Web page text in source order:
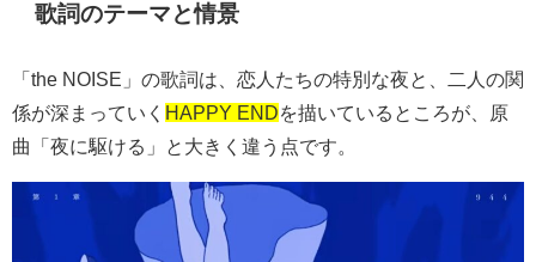
歌詞のテーマと情景
「the NOISE」の歌詞は、恋人たちの特別な夜と、二人の関
係が深まっていく HAPPY ENDを描いているところが、原
曲「夜に駆ける」と大きく違う点です。